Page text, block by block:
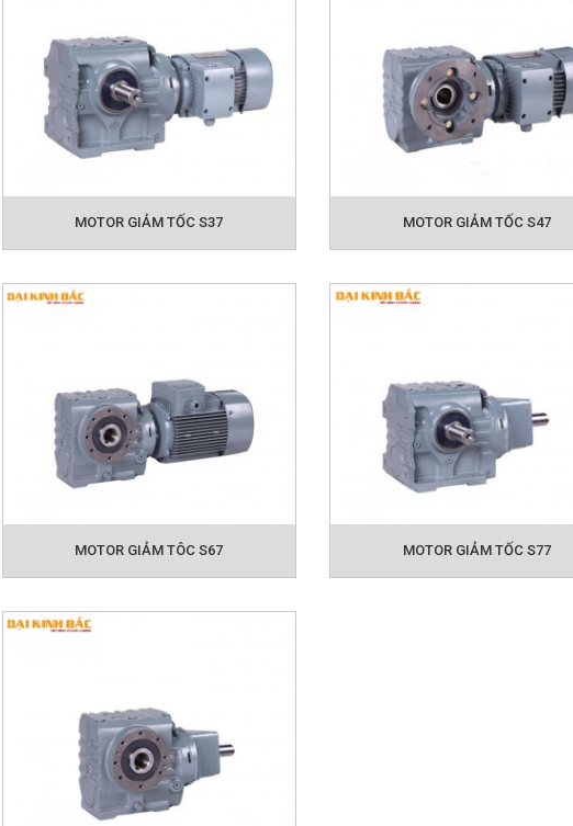
MOTOR GIẢM TỐC S37 MOTOR GIẢM TỐC S47
MOTOR GIẢM TÔC S67 MOTOR GIẢM TỐC S77